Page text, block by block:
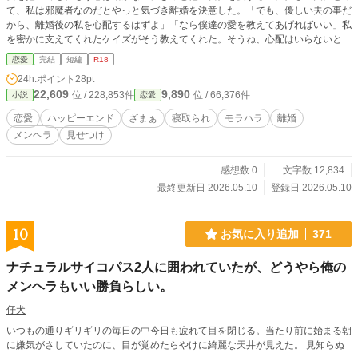
て、私は邪魔者なのだとやっと気づき離婚を決意した。「でも、優しい夫の事だ
から、離婚後の私を心配するはずよ」「なら僕達の愛を教えてあげればいい」私
を密かに支えてくれたケイズがそう教えてくれた。そうね、心配はいらないと私
は夫に愛を伝える事にした。☆ただモラハラされて心が壊れた妻が、別の男に寝
取られて見せつけるだけの話です。気軽にお読みください。他サイトにも掲載し
ています。
恋愛 完結 短編 R18
24h.ポイント 28pt
小説 22,609 位 / 228,853件 恋愛 9,890 位 / 66,376件
恋愛 ハッピーエンド ざまぁ 寝取られ モラハラ
離婚
メンヘラ
見せつけ
感想数 0
文字数 12,834
最終更新日 2026.05.10
登録日 2026.05.10
10 お気に入り追加 371
ナチュラルサイコパス2人に囲われていたが、どうやら俺の
メンヘラもいい勝負らしい。
仔犬
いつもの通りギリギリの毎日の中今日も疲れて目を閉じる。当たり前に始まる朝
に嫌気がさしていたのに、目が覚めたらやけに綺麗な天井が見えた。 見知らぬ